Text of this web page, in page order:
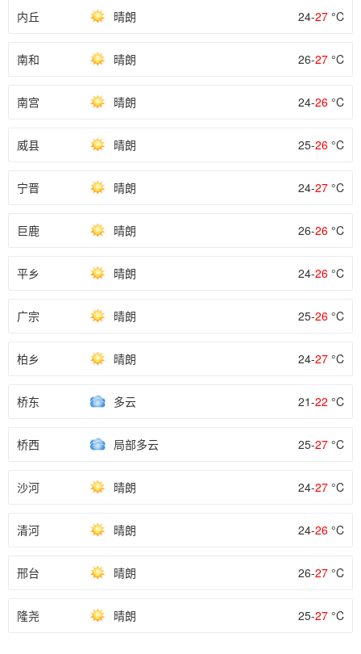
内丘 晴朗 24-27 °C
南和 晴朗 26-27 °C
南宫 晴朗 24-26 °C
威县 晴朗 25-26 °C
宁晋 晴朗 24-27 °C
巨鹿 晴朗 26-26 °C
平乡 晴朗 24-26 °C
广宗 晴朗 25-26 °C
柏乡 晴朗 24-27 °C
桥东 多云 21-22 °C
桥西 局部多云 25-27 °C
沙河 晴朗 24-27 °C
清河 晴朗 24-26 °C
邢台 晴朗 26-27 °C
隆尧 晴朗 25-27 °C